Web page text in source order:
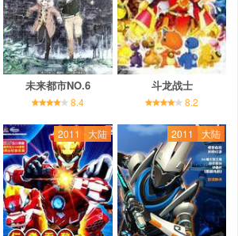
未来都市NO.6
8.4
斗龙战士
8.2
2011 大陆 2011 大陆